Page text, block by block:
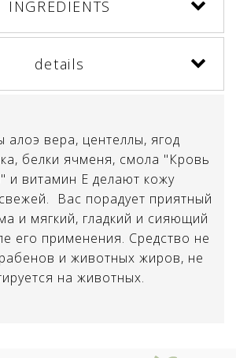
INGREDIENTS
details
алоэ вера, центеллы, ягод
белки ячменя, смола "Кровь
и витамин E делают кожу
Вас порадует приятный
и мягкий, гладкий и сияющий
его применения. Средство не
и животных жиров, не
на животных.